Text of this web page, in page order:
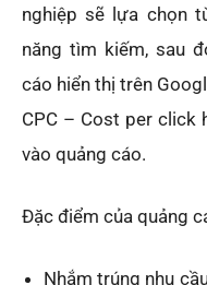
nghiệp sẽ lựa chọn
năng tìm kiếm, sau
cáo hiển thị trên
CPC – Cost per click
vào quảng cáo.
Đặc điểm của quảng
Nhắm trúng nhu